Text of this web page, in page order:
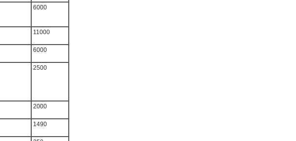
6000
11000
6000
2500
2000
1490